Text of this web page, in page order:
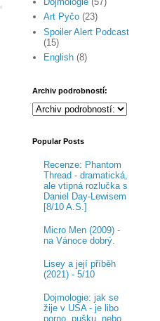
Art Pyčo (23)
Spoiler Alert Podcast
(15)
English (8)
Archiv podrobností:
Popular Posts
Recenze: Phantom
Thread - dramatická,
ale vtipná rozlučka s
Daniel Day-Lewisem
[8/10 A.S.]
Micro Men (2009) -
na Vánoce dobrý.
Lisey a její příběh
(2021) - 5/10
Dojmologie: jak se
žije v USA - je libo
porno, pušku, nebo